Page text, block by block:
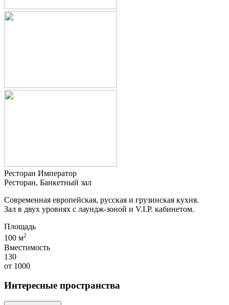
Ресторан Император
Ресторан, Банкетный зал
Современная европейская, русская и грузинская кухня.
Зал в двух уровнях с лаундж-зоной и V.I.P. кабинетом.
Площадь
100 м2
Вместимость
130
от 1000
Интересные пространства